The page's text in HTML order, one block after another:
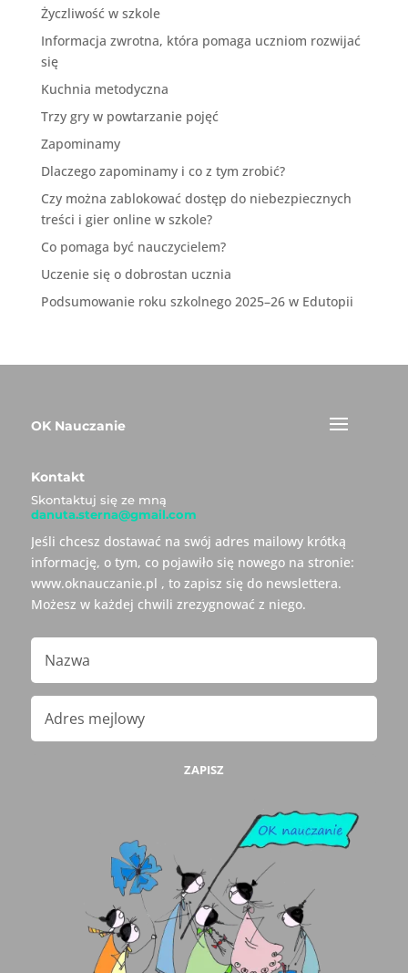
Życzliwość w szkole
Informacja zwrotna, która pomaga uczniom rozwijać
się
Kuchnia metodyczna
Trzy gry w powtarzanie pojęć
Zapominamy
Dlaczego zapominamy i co z tym zrobić?
Czy można zablokować dostęp do niebezpiecznych
treści i gier online w szkole?
Co pomaga być nauczycielem?
Uczenie się o dobrostan ucznia
Podsumowanie roku szkolnego 2025–26 w Edutopii
OK Nauczanie
Kontakt
Skontaktuj się ze mną
danuta.sterna@gmail.com
Jeśli chcesz dostawać na swój adres mailowy krótką
informację, o tym, co pojawiło się nowego na stronie:
www.oknauczanie.pl , to zapisz się do newslettera.
Możesz w każdej chwili zrezygnować z niego.
ZAPISZ